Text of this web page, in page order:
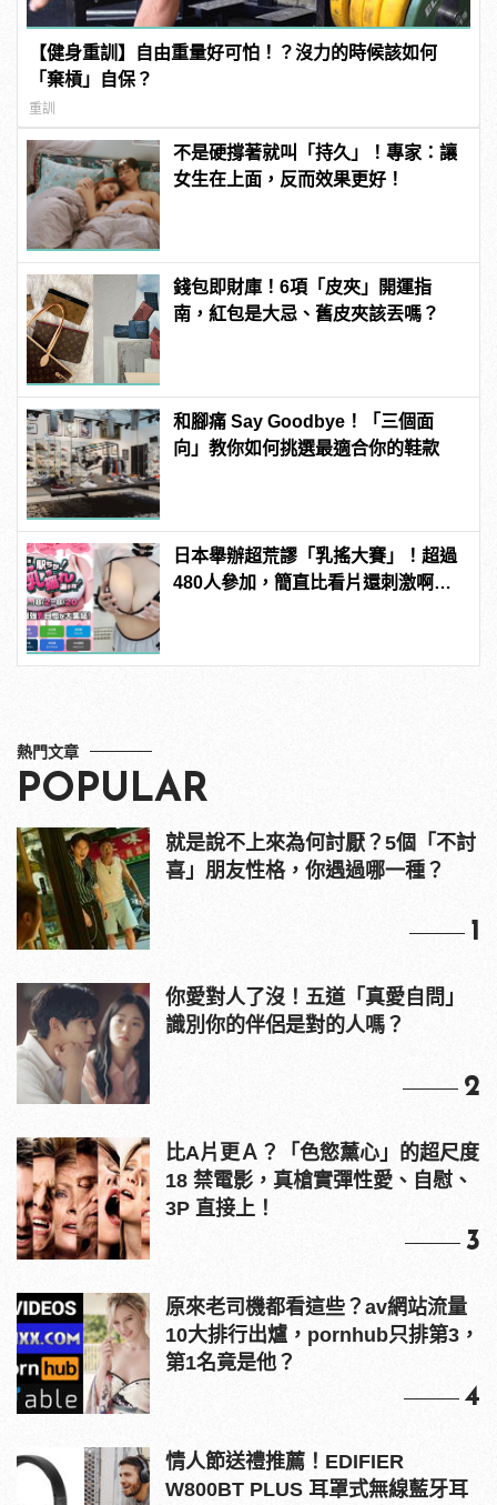
【健身重訓】自由重量好可怕！？沒力的時候該如何
「棄槓」自保？
重訓
不是硬撐著就叫「持久」！專家：讓
女生在上面，反而效果更好！
錢包即財庫！6項「皮夾」開運指
南，紅包是大忌、舊皮夾該丟嗎？
和腳痛 Say Goodbye！「三個面
向」教你如何挑選最適合你的鞋款
日本舉辦超荒謬「乳搖大賽」！超過
480人參加，簡直比看片還刺激啊！ |
熱門文章
POPULAR
就是說不上來為何討厭？5個「不討
喜」朋友性格，你遇過哪一種？
1
你愛對人了沒！五道「真愛自問」
識別你的伴侶是對的人嗎？
2
比A片更Ａ？「色慾薰心」的超尺度
18 禁電影，真槍實彈性愛、自慰、
3P 直接上！
3
原來老司機都看這些？av網站流量
10大排行出爐，pornhub只排第3，
第1名竟是他？
4
情人節送禮推薦！EDIFIER
W800BT PLUS 耳罩式無線藍牙耳